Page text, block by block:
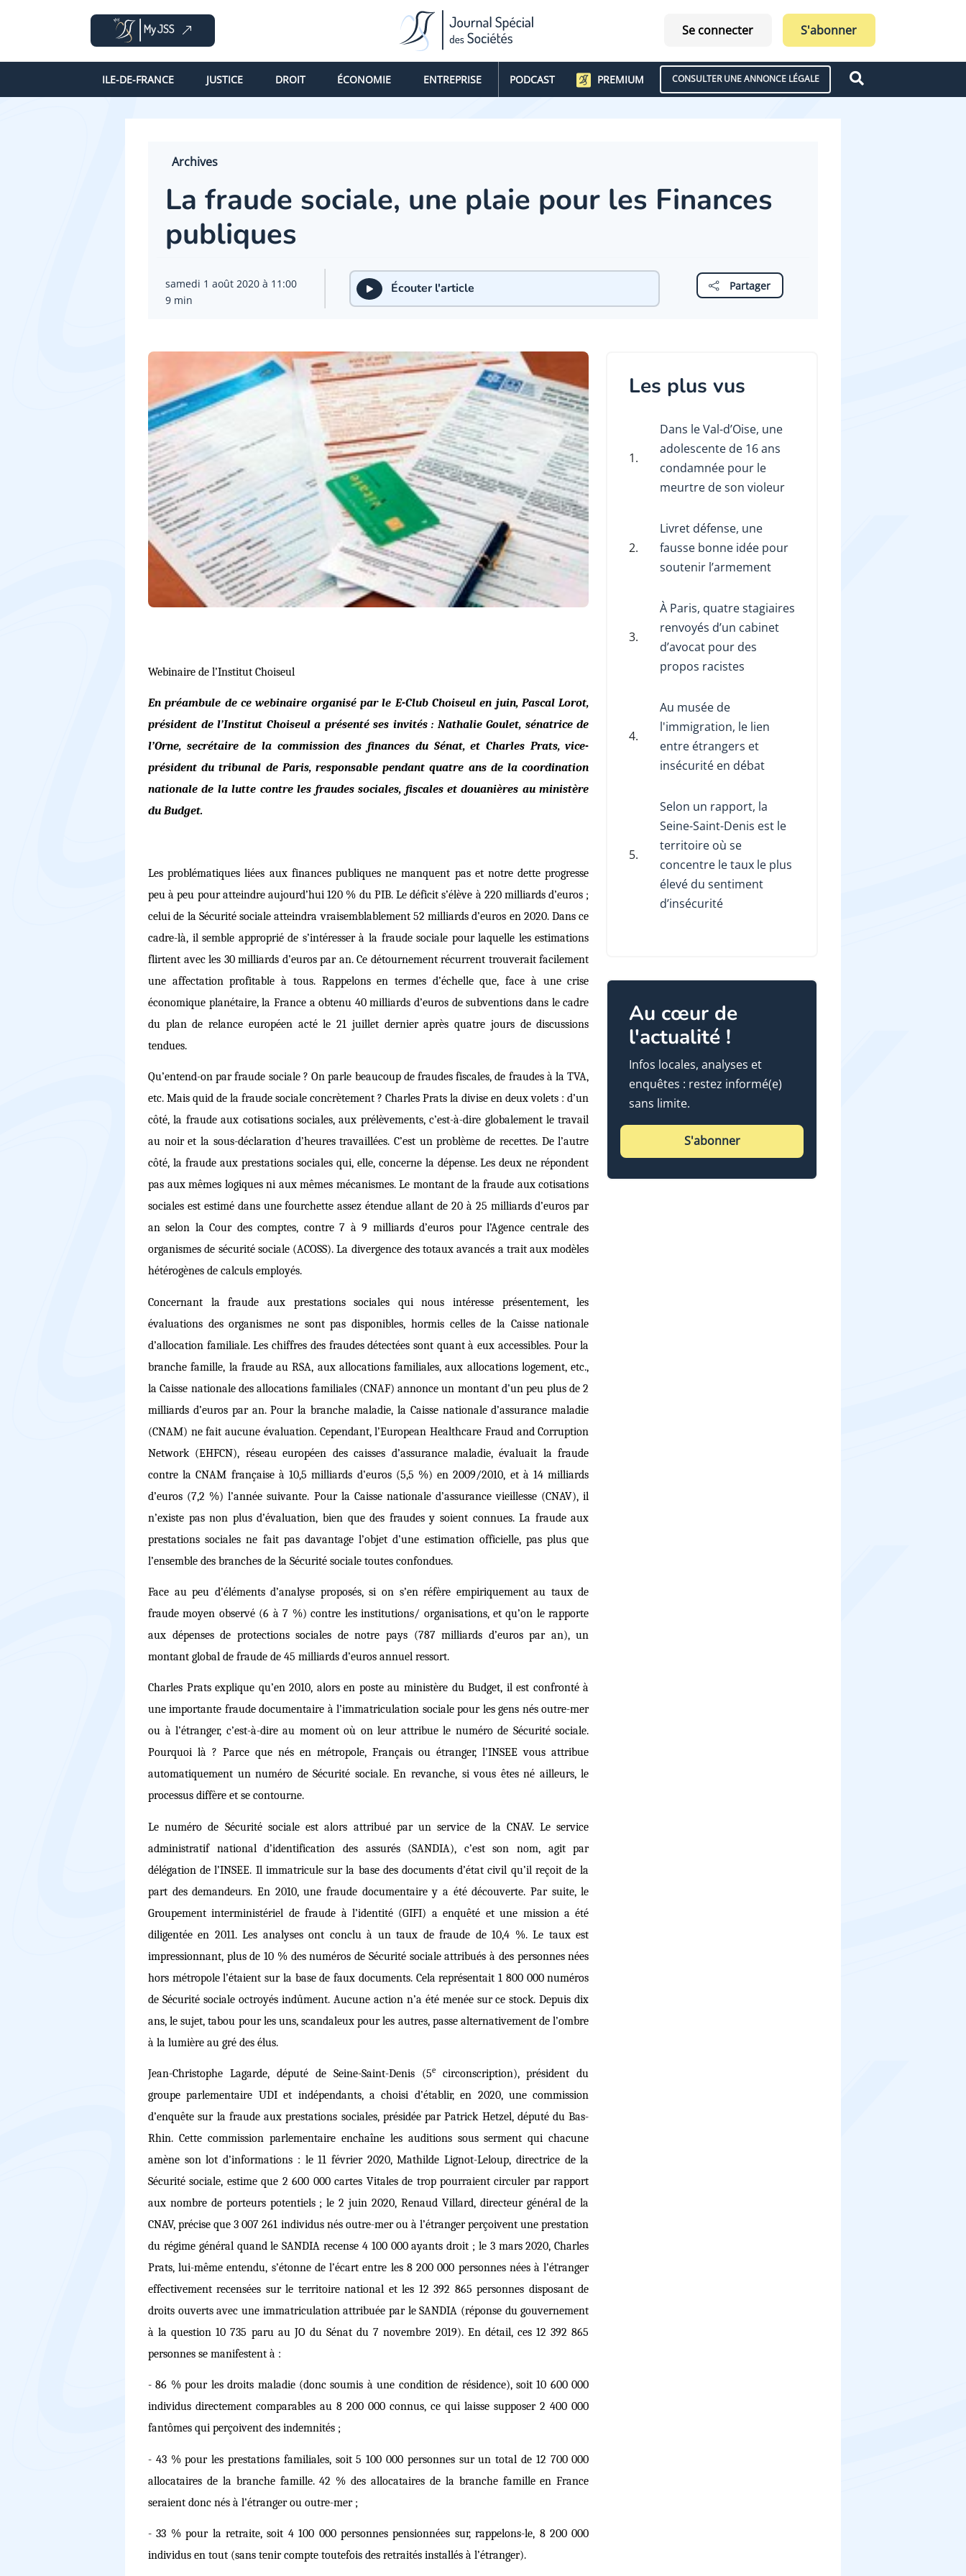
Se connecter S'abonner
ILE-DE-FRANCE JUSTICE DROIT ÉCONOMIE ENTREPRISE PODCAST PREMIUM CONSULTER UNE ANNONCE LÉGALE
Archives
La fraude sociale, une plaie pour les Finances
publiques
samedi 1 août 2020 à 11:00
9 min
Écouter l'article Partager
Webinaire de l’Institut Choiseul
En préambule de ce webinaire organisé par le E-Club Choiseul en juin, Pascal Lorot,
président de l’Institut Choiseul a présenté ses invités : Nathalie Goulet, sénatrice de
l’Orne, secrétaire de la commission des finances du Sénat, et Charles Prats, vice-
président du tribunal de Paris, responsable pendant quatre ans de la coordination
nationale de la lutte contre les fraudes sociales, fiscales et douanières au ministère
du Budget.
Les problématiques liées aux finances publiques ne manquent pas et notre dette progresse
peu à peu pour atteindre aujourd’hui 120 % du PIB. Le déficit s’élève à 220 milliards d’euros ;
celui de la Sécurité sociale atteindra vraisemblablement 52 milliards d’euros en 2020. Dans ce
cadre-là, il semble approprié de s’intéresser à la fraude sociale pour laquelle les estimations
flirtent avec les 30 milliards d’euros par an. Ce détournement récurrent trouverait facilement
une affectation profitable à tous. Rappelons en termes d’échelle que, face à une crise
économique planétaire, la France a obtenu 40 milliards d’euros de subventions dans le cadre
du plan de relance européen acté le 21 juillet dernier après quatre jours de discussions
tendues.
Qu’entend-on par fraude sociale ? On parle beaucoup de fraudes fiscales, de fraudes à la TVA,
etc. Mais quid de la fraude sociale concrètement ? Charles Prats la divise en deux volets : d’un
côté, la fraude aux cotisations sociales, aux prélèvements, c’est-à-dire globalement le travail
au noir et la sous-déclaration d’heures travaillées. C’est un problème de recettes. De l’autre
côté, la fraude aux prestations sociales qui, elle, concerne la dépense. Les deux ne répondent
pas aux mêmes logiques ni aux mêmes mécanismes. Le montant de la fraude aux cotisations
sociales est estimé dans une fourchette assez étendue allant de 20 à 25 milliards d’euros par
an selon la Cour des comptes, contre 7 à 9 milliards d’euros pour l’Agence centrale des
organismes de sécurité sociale (ACOSS). La divergence des totaux avancés a trait aux modèles
hétérogènes de calculs employés.
Concernant la fraude aux prestations sociales qui nous intéresse présentement, les
évaluations des organismes ne sont pas disponibles, hormis celles de la Caisse nationale
d’allocation familiale. Les chiffres des fraudes détectées sont quant à eux accessibles. Pour la
branche famille, la fraude au RSA, aux allocations familiales, aux allocations logement, etc.,
la Caisse nationale des allocations familiales (CNAF) annonce un montant d’un peu plus de 2
milliards d’euros par an. Pour la branche maladie, la Caisse nationale d’assurance maladie
(CNAM) ne fait aucune évaluation. Cependant, l’European Healthcare Fraud and Corruption
Network (EHFCN), réseau européen des caisses d’assurance maladie, évaluait la fraude
contre la CNAM française à 10,5 milliards d’euros (5,5 %) en 2009/2010, et à 14 milliards
d’euros (7,2 %) l’année suivante. Pour la Caisse nationale d’assurance vieillesse (CNAV), il
n’existe pas non plus d’évaluation, bien que des fraudes y soient connues. La fraude aux
prestations sociales ne fait pas davantage l’objet d’une estimation officielle, pas plus que
l’ensemble des branches de la Sécurité sociale toutes confondues.
Face au peu d’éléments d’analyse proposés, si on s’en réfère empiriquement au taux de
fraude moyen observé (6 à 7 %) contre les institutions/ organisations, et qu’on le rapporte
aux dépenses de protections sociales de notre pays (787 milliards d’euros par an), un
montant global de fraude de 45 milliards d’euros annuel ressort.
Charles Prats explique qu’en 2010, alors en poste au ministère du Budget, il est confronté à
une importante fraude documentaire à l’immatriculation sociale pour les gens nés outre-mer
ou à l’étranger, c’est-à-dire au moment où on leur attribue le numéro de Sécurité sociale.
Pourquoi là ? Parce que nés en métropole, Français ou étranger, l’INSEE vous attribue
automatiquement un numéro de Sécurité sociale. En revanche, si vous êtes né ailleurs, le
processus diffère et se contourne.
Le numéro de Sécurité sociale est alors attribué par un service de la CNAV. Le service
administratif national d’identification des assurés (SANDIA), c’est son nom, agit par
délégation de l’INSEE. Il immatricule sur la base des documents d’état civil qu’il reçoit de la
part des demandeurs. En 2010, une fraude documentaire y a été découverte. Par suite, le
Groupement interministériel de fraude à l’identité (GIFI) a enquêté et une mission a été
diligentée en 2011. Les analyses ont conclu à un taux de fraude de 10,4 %. Le taux est
impressionnant, plus de 10 % des numéros de Sécurité sociale attribués à des personnes nées
hors métropole l’étaient sur la base de faux documents. Cela représentait 1 800 000 numéros
de Sécurité sociale octroyés indûment. Aucune action n’a été menée sur ce stock. Depuis dix
ans, le sujet, tabou pour les uns, scandaleux pour les autres, passe alternativement de l’ombre
à la lumière au gré des élus.
Jean-Christophe Lagarde, député de Seine-Saint-Denis (5ecirconscription), président du
groupe parlementaire UDI et indépendants, a choisi d’établir, en 2020, une commission
d’enquête sur la fraude aux prestations sociales, présidée par Patrick Hetzel, député du Bas-
Rhin. Cette commission parlementaire enchaîne les auditions sous serment qui chacune
amène son lot d’informations : le 11 février 2020, Mathilde Lignot-Leloup, directrice de la
Sécurité sociale, estime que 2 600 000 cartes Vitales de trop pourraient circuler par rapport
aux nombre de porteurs potentiels ; le 2 juin 2020, Renaud Villard, directeur général de la
CNAV, précise que 3 007 261 individus nés outre-mer ou à l’étranger perçoivent une prestation
du régime général quand le SANDIA recense 4 100 000 ayants droit ; le 3 mars 2020, Charles
Prats, lui-même entendu, s’étonne de l’écart entre les 8 200 000 personnes nées à l’étranger
effectivement recensées sur le territoire national et les 12 392 865 personnes disposant de
droits ouverts avec une immatriculation attribuée par le SANDIA (réponse du gouvernement
à la question 10 735 paru au JO du Sénat du 7 novembre 2019). En détail, ces 12 392 865
personnes se manifestent à :
- 86 % pour les droits maladie (donc soumis à une condition de résidence), soit 10 600 000
individus directement comparables au 8 200 000 connus, ce qui laisse supposer 2 400 000
fantômes qui perçoivent des indemnités ;
- 43 % pour les prestations familiales, soit 5 100 000 personnes sur un total de 12 700 000
allocataires de la branche famille. 42 % des allocataires de la branche famille en France
seraient donc nés à l’étranger ou outre-mer ;
- 33 % pour la retraite, soit 4 100 000 personnes pensionnées sur, rappelons-le, 8 200 000
individus en tout (sans tenir compte toutefois des retraités installés à l’étranger).
Les plus vus
1.
Dans le Val-d’Oise, une
adolescente de 16 ans
condamnée pour le
meurtre de son violeur
2.
Livret défense, une
fausse bonne idée pour
soutenir l’armement
3.
À Paris, quatre stagiaires
renvoyés d’un cabinet
d’avocat pour des
propos racistes
4.
Au musée de
l'immigration, le lien
entre étrangers et
insécurité en débat
5.
Selon un rapport, la
Seine-Saint-Denis est le
territoire où se
concentre le taux le plus
élevé du sentiment
d’insécurité
Au cœur de
l'actualité !
Infos locales, analyses et
enquêtes : restez informé(e)
sans limite.
S'abonner